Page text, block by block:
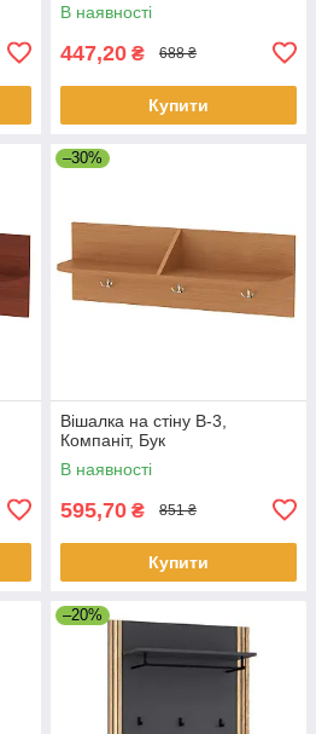
В наявності
447,20 ₴ 688 ₴
Купити
–30%
Вішалка на стіну В-3,
Компаніт, Бук
В наявності
595,70 ₴ 851 ₴
Купити
–20%